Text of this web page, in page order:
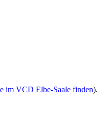
im VCD Elbe-Saale finden).